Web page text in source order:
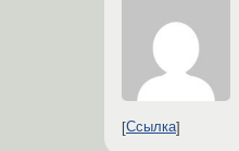
Ссылка